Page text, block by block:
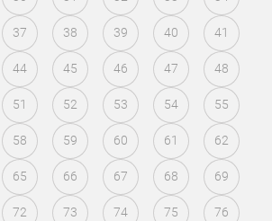
37 38 39 40 41
44 45 46 47 48
51 52 53 54 55
58 59 60 61 62
65 66 67 68 69
72 73 74 75 76